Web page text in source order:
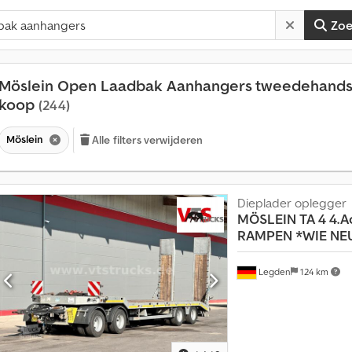
Möslein Open Laadbak Aanhangers
koop (244)
Möslein Alle filters verwijderen
Legden 124 km
Dieplader oplegger
MÖSLEIN TA 4
RAMPEN *WIE